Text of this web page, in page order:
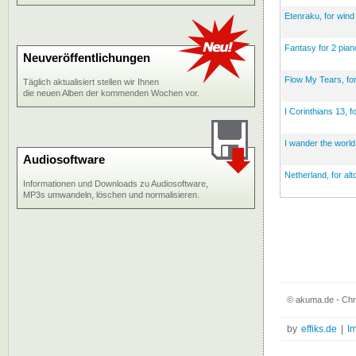
Etenraku, for
Fantasy for 2
Flow My Tears,
I Corinthians 13,
I wander the
Netherland, for
Neuveröffentlichungen
Täglich aktualisiert stellen wir Ihnen
die neuen Alben der kommenden Wochen vor.
Audiosoftware
Informationen und Downloads zu Audiosoftware,
MP3s umwandeln, löschen und normalisieren.
© akuma.de -
by effiks.de